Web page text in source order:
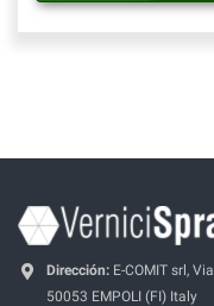
Dirección: E-COMIT srl,
50053 EMPOLI (FI) Italy